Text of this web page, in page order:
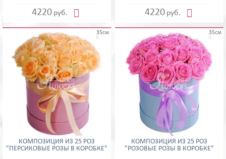
4220 руб.  4220 руб. 
КОМПОЗИЦИЯ ИЗ 25 РОЗ
"ПЕРСИКОВЫЕ РОЗЫ В КОРОБКЕ"
35см

КОМПОЗИЦИЯ ИЗ 25 РОЗ
"РОЗОВЫЕ РОЗЫ В КОРОБКЕ"
35см
